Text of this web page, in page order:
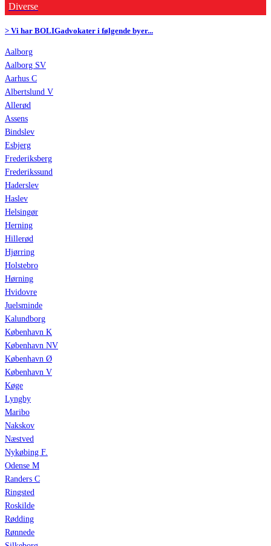
Diverse
> Vi har BOLIGadvokater i følgende byer...
Aalborg
Aalborg SV
Aarhus C
Albertslund V
Allerød
Assens
Bindslev
Esbjerg
Frederiksberg
Frederikssund
Haderslev
Haslev
Helsingør
Herning
Hillerød
Hjørring
Holstebro
Hørning
Hvidovre
Juelsminde
Kalundborg
København K
København NV
København Ø
København V
Køge
Lyngby
Maribo
Nakskov
Næstved
Nykøbing F.
Odense M
Randers C
Ringsted
Roskilde
Rødding
Rønnede